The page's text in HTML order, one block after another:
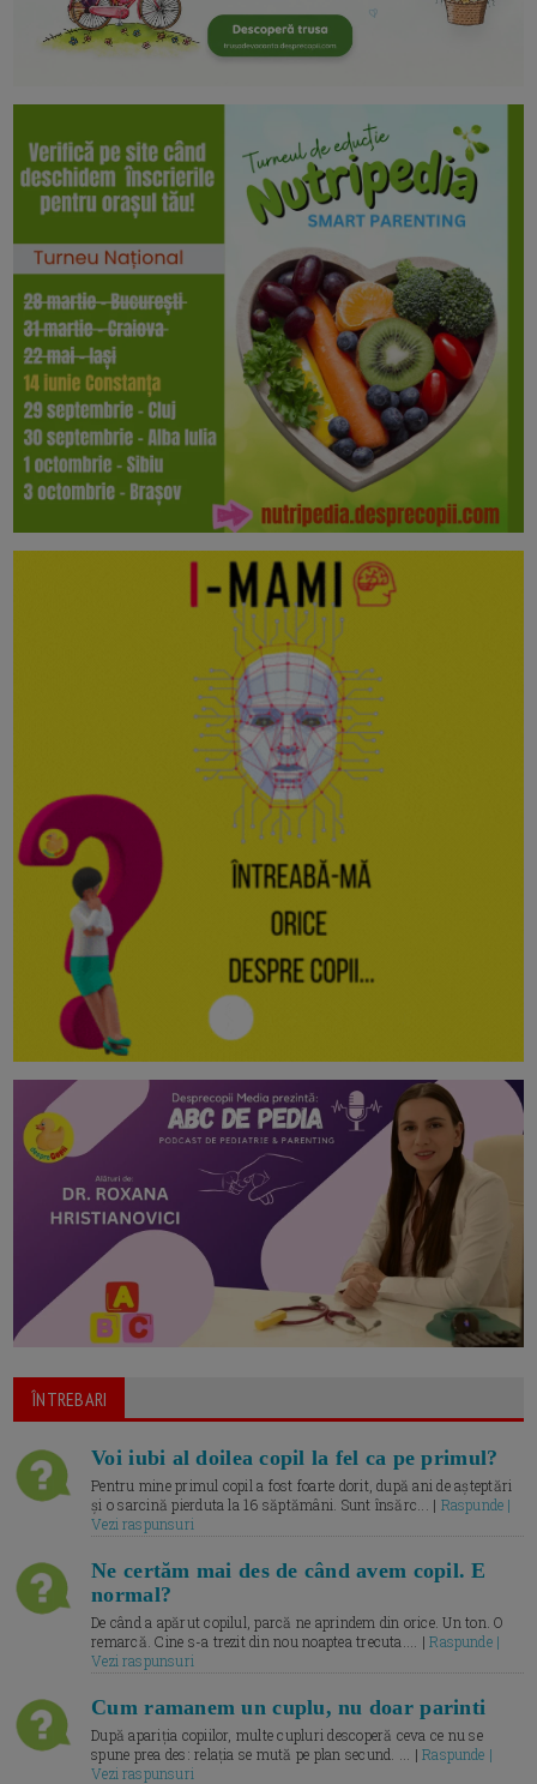
ÎNTREBARI
Voi iubi al doilea copil la fel ca pe primul?
Pentru mine primul copil a fost foarte dorit, după ani de așteptări
și o sarcină pierduta la 16 săptămâni. Sunt însărc... | Raspunde |
Vezi raspunsuri
Ne certăm mai des de când avem copil. E
normal?
De când a apărut copilul, parcă ne aprindem din orice. Un ton. O
remarcă. Cine s-a trezit din nou noaptea trecuta.... |Raspunde |
Vezi raspunsuri
Cum ramanem un cuplu, nu doar parinti
După apariția copiilor, multe cupluri descoperă ceva ce nu se
spune prea des: relația se mută pe plan secund. ... |Raspunde |
Vezi raspunsuri